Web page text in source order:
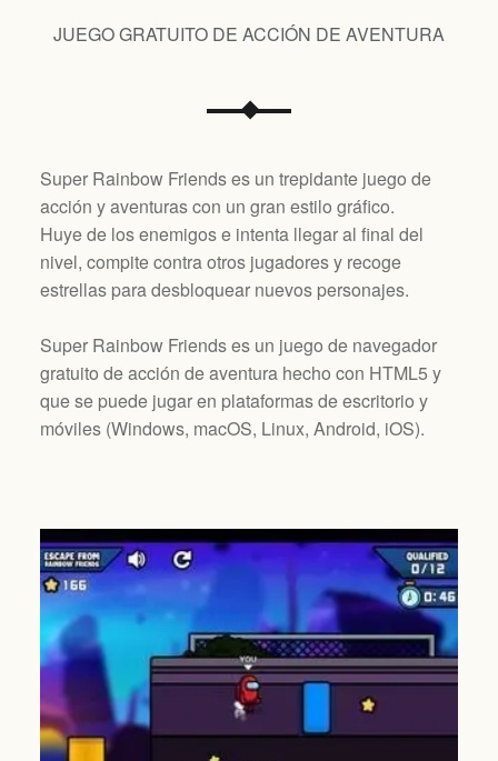
JUEGO GRATUITO DE ACCIÓN DE AVENTURA
Super Rainbow Friends es un trepidante juego de
acción y aventuras con un gran estilo gráfico.
Huye de los enemigos e intenta llegar al final del
nivel, compite contra otros jugadores y recoge
estrellas para desbloquear nuevos personajes.
Super Rainbow Friends es un juego de navegador
gratuito de acción de aventura hecho con HTML5 y
que se puede jugar en plataformas de escritorio y
móviles (Windows, macOS, Linux, Android, iOS).